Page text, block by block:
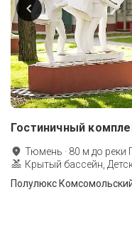
Гостиничный
Тюмень · 80 м до
Крытый бассейн,
Полулюкс